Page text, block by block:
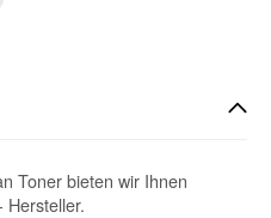
Toner bieten wir Ihnen
Hersteller.